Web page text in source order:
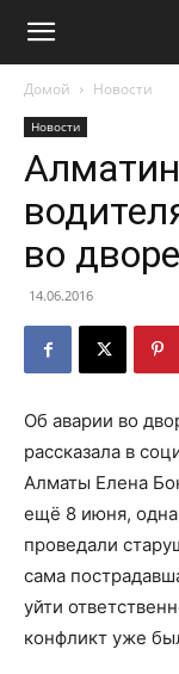
Домой Новости
Новости
во
14.06.2016
Об аварии во
рассказала в
Алматы Елена
ещё 8 июня,
проведали
сама
уйти
конфликт уже